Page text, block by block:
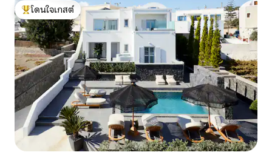
โดนใจเกสต์ที่สุด
โดนใจเกสต์